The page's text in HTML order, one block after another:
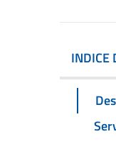
INDICE